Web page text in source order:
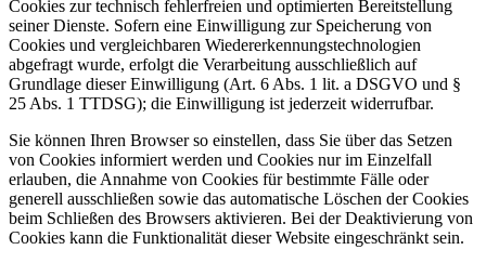
Cookies zur technisch fehlerfreien und optimierten Bereitstellung
seiner Dienste. Sofern eine Einwilligung zur Speicherung von
Cookies und vergleichbaren Wiedererkennungstechnologien
abgefragt wurde, erfolgt die Verarbeitung ausschließlich auf
Grundlage dieser Einwilligung (Art. 6 Abs. 1 lit. a DSGVO und §
25 Abs. 1 TTDSG); die Einwilligung ist jederzeit widerrufbar.
Sie können Ihren Browser so einstellen, dass Sie über das Setzen
von Cookies informiert werden und Cookies nur im Einzelfall
erlauben, die Annahme von Cookies für bestimmte Fälle oder
generell ausschließen sowie das automatische Löschen der Cookies
beim Schließen des Browsers aktivieren. Bei der Deaktivierung von
Cookies kann die Funktionalität dieser Website eingeschränkt sein.